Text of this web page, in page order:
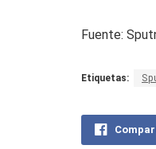
Fuente:
Etiquetas: